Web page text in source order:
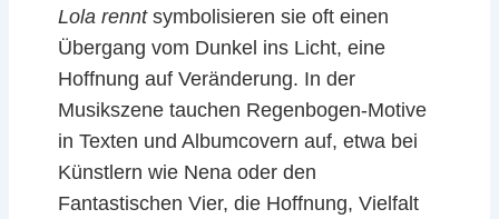
Lola renntsymbolisieren sie oft einen
Übergang vom Dunkel ins Licht, eine
Hoffnung auf Veränderung. In der
Musikszene tauchen Regenbogen-Motive
in Texten und Albumcovern auf, etwa bei
Künstlern wie Nena oder den
Fantastischen Vier, die Hoffnung, Vielfalt